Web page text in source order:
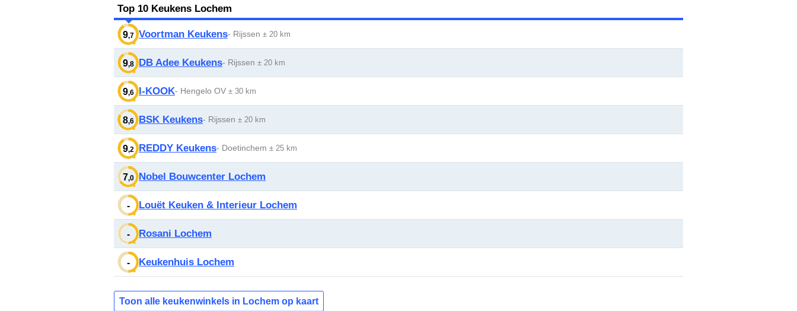
Top 10 Keukens Lochem
9,7 Voortman Keukens- Rijssen ± 20 km
9,8 DB Adee Keukens- Rijssen ± 20 km
9,6 I-KOOK- Hengelo OV ± 30 km
8,6 BSK Keukens- Rijssen ± 20 km
9,2 REDDY Keukens- Doetinchem ± 25 km
7,0 Nobel Bouwcenter Lochem
- Louët Keuken & Interieur Lochem
- Rosani Lochem
- Keukenhuis Lochem
Toon alle keukenwinkels in Lochem op kaart